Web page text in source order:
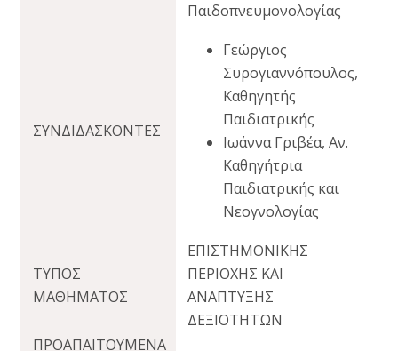
Παιδοπνευμονολογίας
ΣΥΝΔΙΔΑΣΚΟΝΤΕΣ
Γεώργιος
Συρογιαννόπουλος,
Καθηγητής
Παιδιατρικής
Ιωάννα Γριβέα, Αν.
Καθηγήτρια
Παιδιατρικής και
Νεογνολογίας
ΤΥΠΟΣ
ΜΑΘΗΜΑΤΟΣ
ΕΠΙΣΤΗΜΟΝΙΚΗΣ
ΠΕΡΙΟΧΗΣ ΚΑΙ
ΑΝΑΠΤΥΞΗΣ
ΔΕΞΙΟΤΗΤΩΝ
ΠΡΟΑΠΑΙΤΟΥΜΕΝΑ